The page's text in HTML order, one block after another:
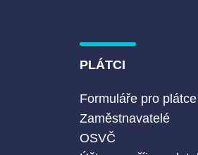
PLÁTCI
Formuláře pro plátce
Zaměstnavatelé
OSVČ